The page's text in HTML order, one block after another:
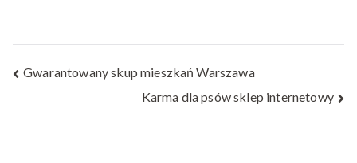
Nawigacja
Gwarantowany skup mieszkań Warszawa
Karma dla psów sklep internetowy